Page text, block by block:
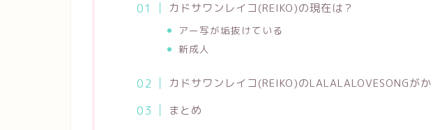
カドサワンレイコ(REIKO)の現在は？
アー写が垢抜けている
新成人
カドサワンレイコ(REIKO)のLALALALOVESONGが
まとめ